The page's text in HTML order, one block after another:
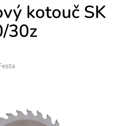
kotouč SK
30z